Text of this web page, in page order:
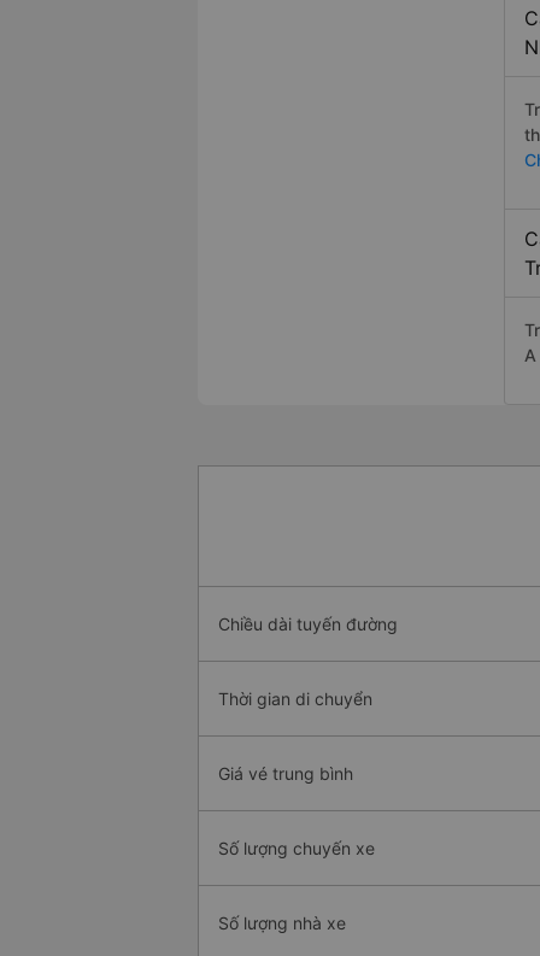
Chiều dài tuyến đường
Thời gian di chuyển
Giá vé trung bình
Số lượng chuyến xe
Số lượng nhà xe